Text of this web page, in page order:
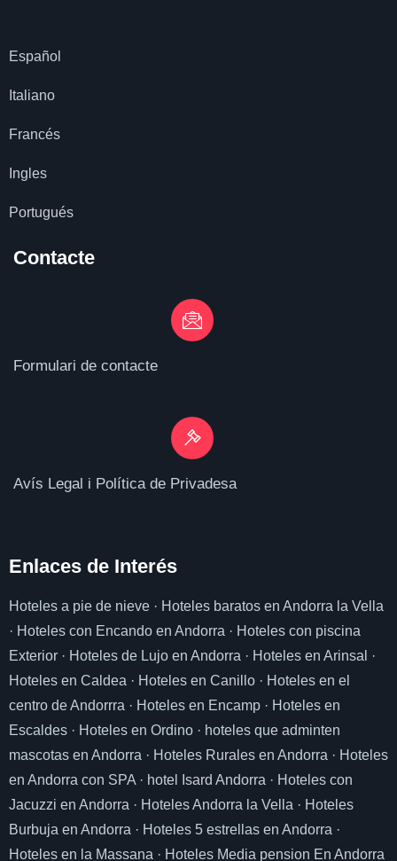
Español
Italiano
Francés
Ingles
Portugués
Contacte
Formulari de contacte
Avís Legal i Política de Privadesa
Enlaces de Interés
Hoteles a pie de nieve · Hoteles baratos en Andorra la Vella
· Hoteles con Encando en Andorra · Hoteles con piscina
Exterior · Hoteles de Lujo en Andorra · Hoteles en Arinsal
·
Hoteles en Caldea · Hoteles en Canillo · Hoteles en el
centro de Andorrra · Hoteles en Encamp · Hoteles en
Escaldes · Hoteles en Ordino · hoteles que adminten
mascotas en Andorra · Hoteles Rurales en Andorra · Hoteles
en Andorra con SPA · hotel Isard Andorra · Hoteles con
Jacuzzi en Andorra · Hoteles Andorra la Vella · Hoteles
Burbuja en Andorra · Hoteles 5 estrellas en Andorra ·
Hoteles en la Massana · Hoteles Media pension En Andorra